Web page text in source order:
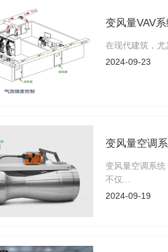
变风量VAV
在现代建筑，
2024-09-23
变风量空调
变风量空调系
不仅...
2024-09-19